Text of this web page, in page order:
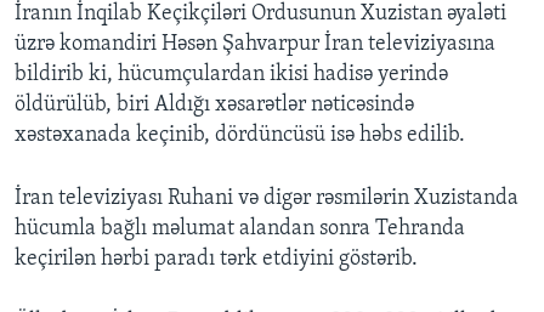
İranın İnqilab Keçikçiləri Ordusunun Xuzistan əyaləti
üzrə komandiri Həsən Şahvarpur İran televiziyasına
bildirib ki, hücumçulardan ikisi hadisə yerində
öldürülüb, biri Aldığı xəsarətlər nəticəsində
xəstəxanada keçinib, dördüncüsü isə həbs edilib.
İran televiziyası Ruhani və digər rəsmilərin Xuzistanda
hücumla bağlı məlumat alandan sonra Tehranda
keçirilən hərbi paradı tərk etdiyini göstərib.